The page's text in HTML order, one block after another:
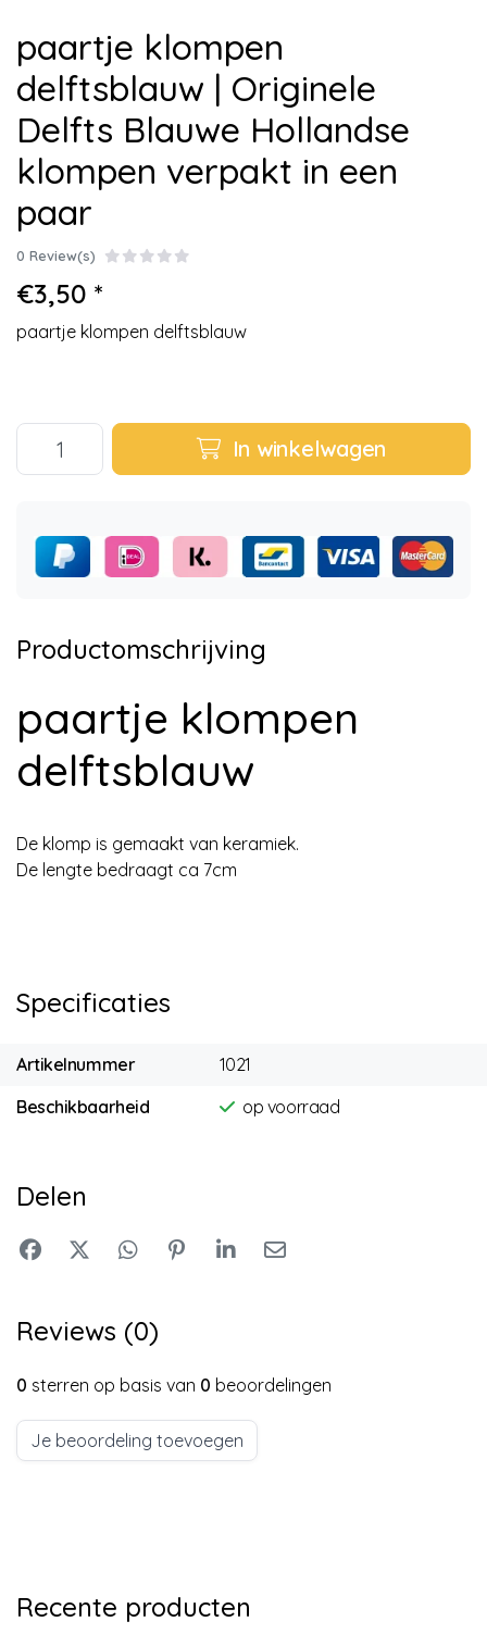
paartje klompen
delftsblauw | Originele
Delfts Blauwe Hollandse
klompen verpakt in een
paar
0 Review(s)
€3,50 *
paartje klompen delftsblauw
In winkelwagen
Productomschrijving
paartje klompen
delftsblauw
De klomp is gemaakt van keramiek.
De lengte bedraagt ca 7cm
Specificaties
Artikelnummer
1021
Beschikbaarheid
op voorraad
Delen
Reviews (0)
0 sterren op basis van 0 beoordelingen
Je beoordeling toevoegen
Recente producten